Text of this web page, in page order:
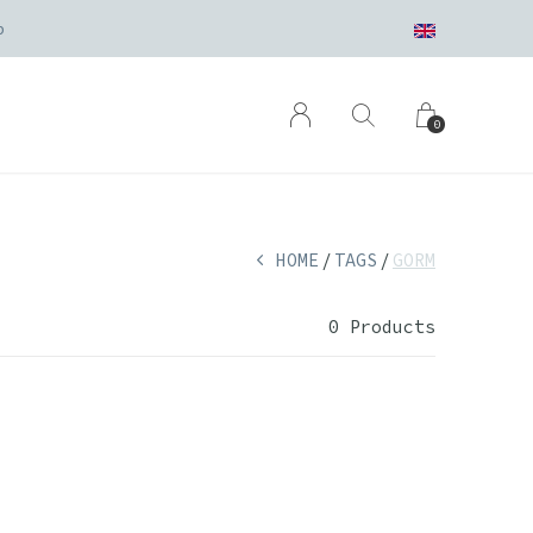
0
HOME TAGS GORM
0 Products